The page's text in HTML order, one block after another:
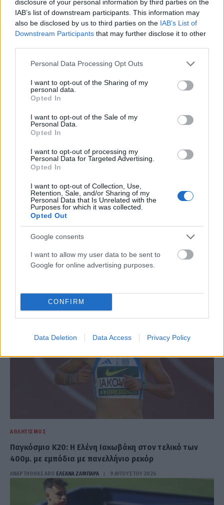
disclosure of your personal information by third parties on the
IAB’s list of downstream participants. This information may
also be disclosed by us to third parties on the IAB’s List of
Downstream Participants that may further disclose it to other
Please note that this website/app uses one or more Google
not limited to your visit or usage behaviour. You may click to
grant or deny consent to Google and its third-party tags to
use your data for below specified purposes in below Google
consent section.
Personal Data Processing Opt Outs
I want to opt-out of the Sharing of my
personal data.
Opted In
I want to opt-out of the Sale of my
Personal Data.
Opted In
I want to opt-out of processing my
Personal Data for Targeted Advertising.
Opted In
I want to opt-out of Collection, Use,
Retention, Sale, and/or Sharing of my
Personal Data that Is Unrelated with the
Purposes for which it was collected.
Opted Out
Google consents
I want to allow my user data to be sent to
Google for online advertising purposes.
CONFIRM
Data Deletion Data Access Privacy Policy
ΑΘΛΗΤΙΣΜΌΣ
Ο Τεττέη επέστρεψε στις προπονήσεις του
ΑΘΛΗΤΙΣΜΌΣ
Αρχίζει αύριο το Ευρωπαϊκό Πρωτάθλημα στίβου στο
Μπέρμιγχαμ – Το πρόγραμμα με τις ελληνικές
συμμετοχές
ΑΘΛΗΤΙΣΜΌΣ
Παγκόσμιο Κ20: Η Ελένη Ιακωβάκη στον τελικό των
400μ. με εμπόδια με πανελλήνιο ρεκόρ
ΑΝΑΡΤΗΘΗΚΕ ΑΠΟ ΕΛΕΑΝΑ ΖΑΜΠΑΡΑ 9 ΑΥΓΟΎΣΤΟΥ 2026